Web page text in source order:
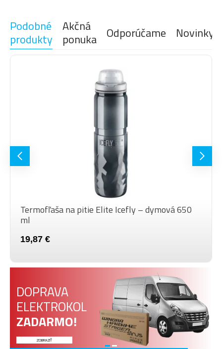
Podobné
produkty
Akčná
ponuka Odporúčame Novinky
Termofľaša na pitie Elite Icefly –⁠ dymová 650
ml
19,87 €
DOPRAVA
ELEKTROKOL
ZADARMO!
ZOBRAZIŤ